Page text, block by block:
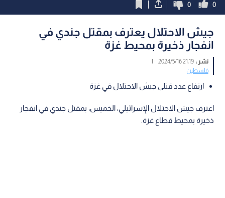
0
0
جيش الاحتلال يعترف بمقتل جندي في
انفجار ذخيرة بمحيط غزة
نشر :21:19 2024/5/16
|
فلسطين
ارتفاع عدد قتلى جيش الاحتلال في غزة
اعترف جيش الاحتلال الإسرائيلي، الخميس، بمقتل جندي في انفجار
ذخيرة بمحيط قطاع غزة.